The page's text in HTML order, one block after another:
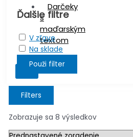
Darčeky
s
maďarským
textom
Ďalšie filtre
V zľave
Na sklade
Použi filter
Filters
Zobrazuje sa 8 výsledkov